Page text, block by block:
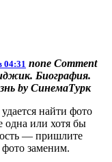
04:31 none Comment
Биография.
by СинемаТурк
найти фото
одна или хотя бы
— пришлите
заменим.